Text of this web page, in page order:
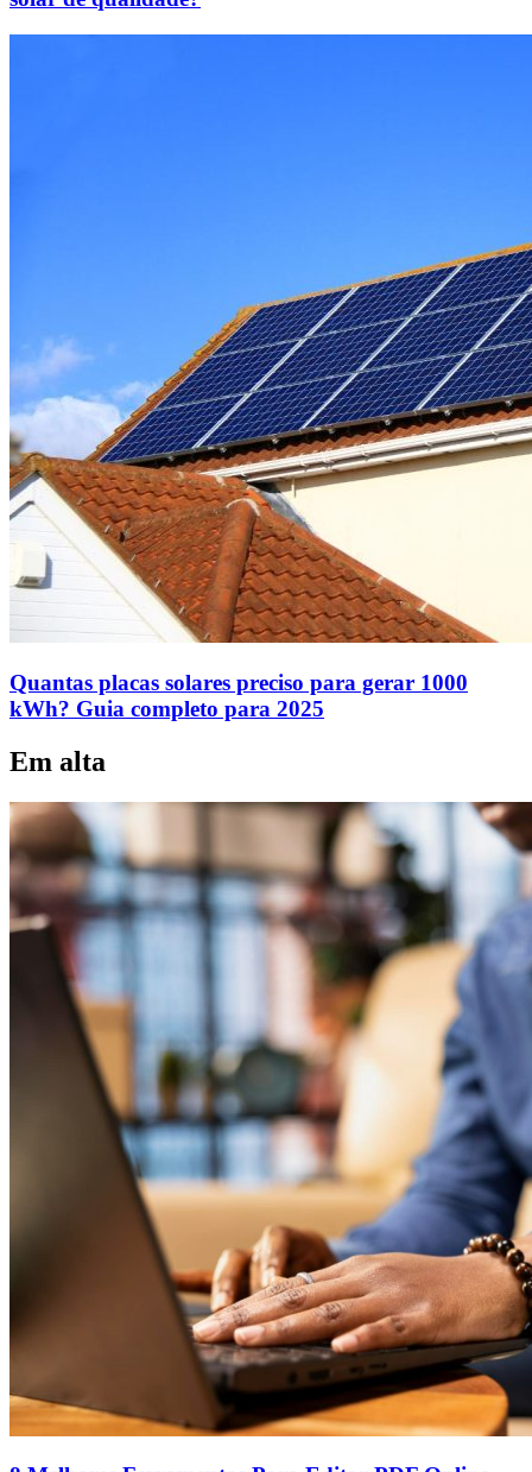
Quantas placas solares preciso para gerar 1000
kWh? Guia completo para 2025
Em alta